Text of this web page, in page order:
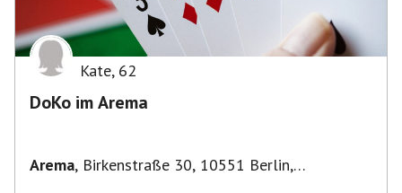
Kate, 62
DoKo im Arema
Arema, Birkenstraße 30, 10551 Berlin,